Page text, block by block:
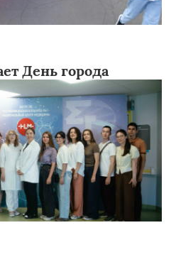
День города